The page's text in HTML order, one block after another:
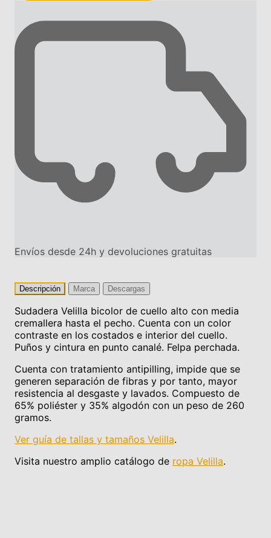
Envíos desde 24h y devoluciones gratuitas
Descripción Marca Descargas
Sudadera Velilla bicolor de cuello alto con media
cremallera hasta el pecho. Cuenta con un color
contraste en los costados e interior del cuello.
Puños y cintura en punto canalé. Felpa perchada.
Cuenta con tratamiento antipilling, impide que se
generen separación de fibras y por tanto, mayor
resistencia al desgaste y lavados. Compuesto de
65% poliéster y 35% algodón con un peso de 260
gramos.
Ver guía de tallas y tamaños Velilla.
Visita nuestro amplio catálogo de ropa Velilla.